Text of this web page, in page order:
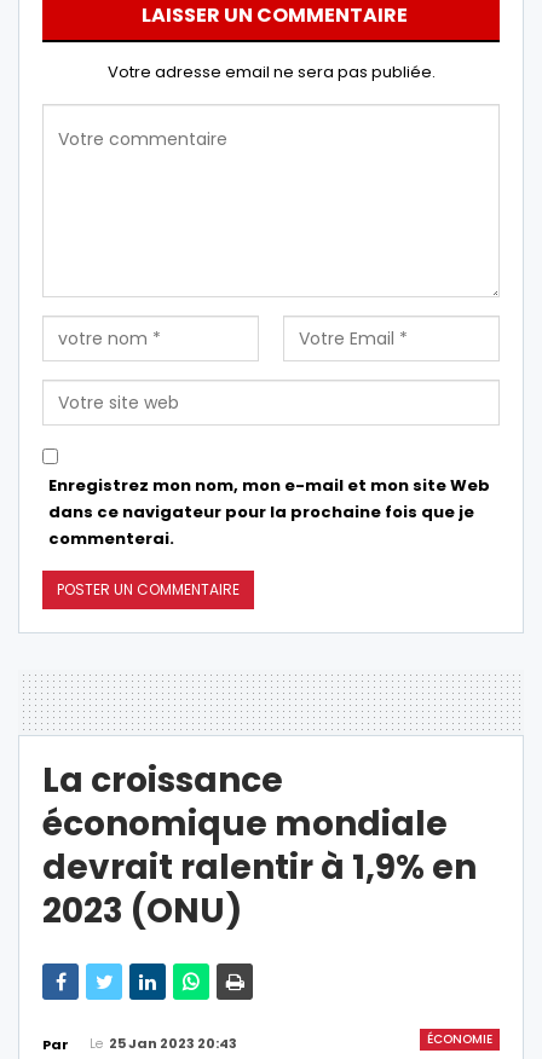
LAISSER UN COMMENTAIRE
Votre adresse email ne sera pas publiée.
Enregistrez mon nom, mon e-mail et mon site Web
dans ce navigateur pour la prochaine fois que je
commenterai.
La croissance
économique mondiale
devrait ralentir à 1,9% en
2023 (ONU)
ÉCONOMIE
Par Le 25 Jan 2023 20:43